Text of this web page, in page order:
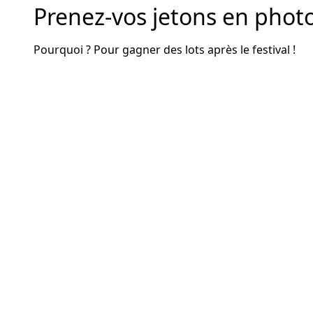
Prenez-vos jetons en
Pourquoi ? Pour gagner des lots après le festival !